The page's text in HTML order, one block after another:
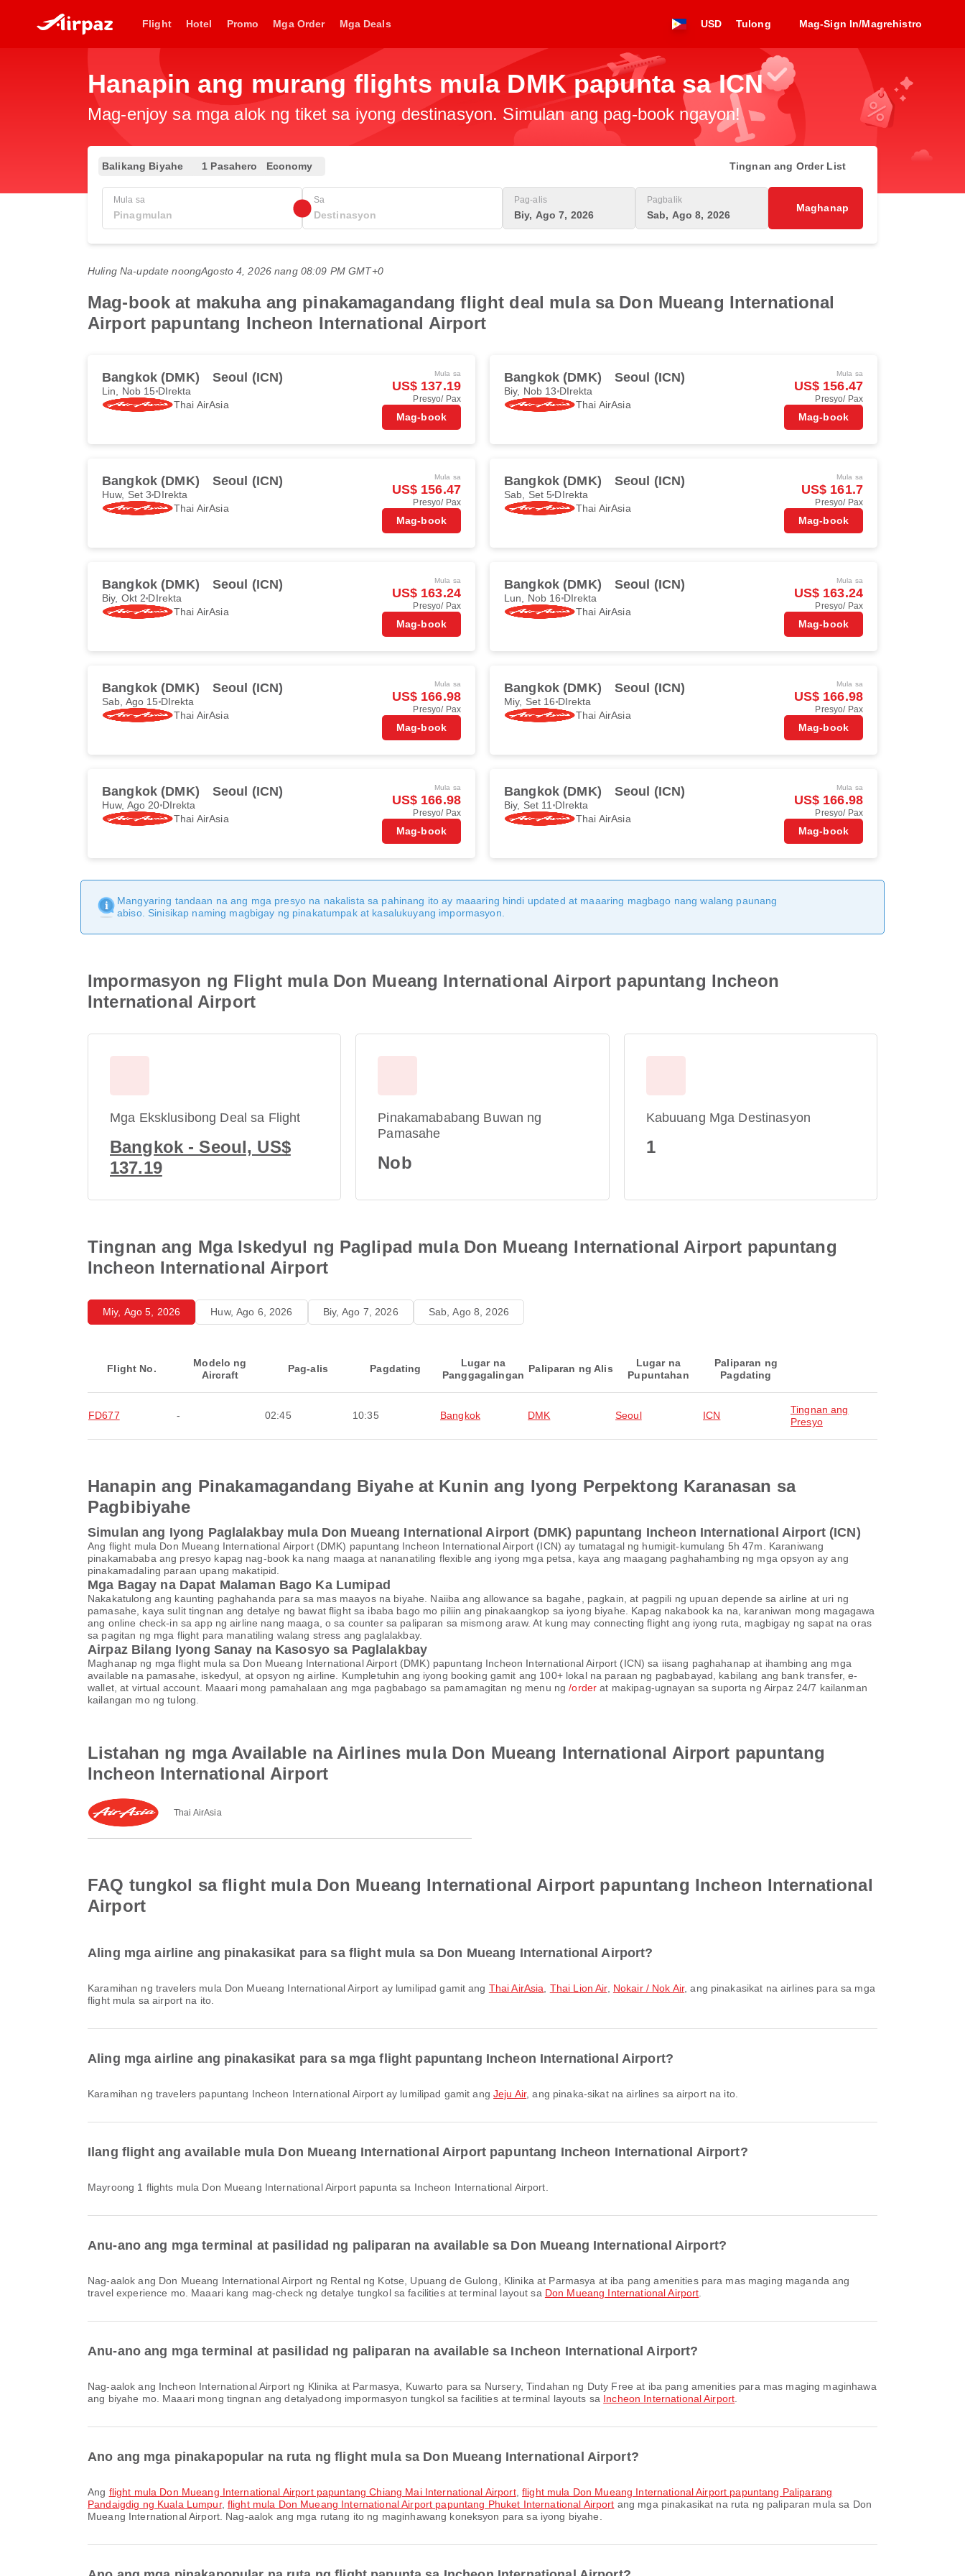
Flight Hotel Promo Mga Order Mga Deals USD Tulong Mag-Sign In/Magrehistro
Hanapin ang murang flights mula DMK papunta sa ICN
Mag-enjoy sa mga alok ng tiket sa iyong destinasyon. Simulan ang pag-book ngayon!
Balikang Biyahe 1 Pasahero Economy Tingnan ang Order List
Mula sa Sa Pag-alis
Biy, Ago 7, 2026
Pagbalik
Sab, Ago 8, 2026
Maghanap
Huling Na-update noongAgosto 4, 2026 nang 08:09 PM GMT+0
Mag-book at makuha ang pinakamagandang flight deal mula sa Don Mueang International
Airport papuntang Incheon International Airport
Bangkok (DMK) Seoul (ICN)
Lin, Nob 15 DIrekta
Thai AirAsia
Mula sa
US$ 137.19
Presyo/ Pax
Mag-book
Bangkok (DMK) Seoul (ICN)
Biy, Nob 13 DIrekta
Thai AirAsia
Mula sa
US$ 156.47
Presyo/ Pax
Mag-book
Bangkok (DMK) Seoul (ICN)
Huw, Set 3 DIrekta
Thai AirAsia
Mula sa
US$ 156.47
Presyo/ Pax
Mag-book
Bangkok (DMK) Seoul (ICN)
Sab, Set 5 DIrekta
Thai AirAsia
Mula sa
US$ 161.7
Presyo/ Pax
Mag-book
Bangkok (DMK) Seoul (ICN)
Biy, Okt 2 DIrekta
Thai AirAsia
Mula sa
US$ 163.24
Presyo/ Pax
Mag-book
Bangkok (DMK) Seoul (ICN)
Lun, Nob 16 DIrekta
Thai AirAsia
Mula sa
US$ 163.24
Presyo/ Pax
Mag-book
Bangkok (DMK) Seoul (ICN)
Sab, Ago 15 DIrekta
Thai AirAsia
Mula sa
US$ 166.98
Presyo/ Pax
Mag-book
Bangkok (DMK) Seoul (ICN)
Miy, Set 16 DIrekta
Thai AirAsia
Mula sa
US$ 166.98
Presyo/ Pax
Mag-book
Bangkok (DMK) Seoul (ICN)
Huw, Ago 20 DIrekta
Thai AirAsia
Mula sa
US$ 166.98
Presyo/ Pax
Mag-book
Bangkok (DMK) Seoul (ICN)
Biy, Set 11 DIrekta
Thai AirAsia
Mula sa
US$ 166.98
Presyo/ Pax
Mag-book
Mangyaring tandaan na ang mga presyo na nakalista sa pahinang ito ay maaaring hindi updated at maaaring magbago nang walang paunang
abiso. Sinisikap naming magbigay ng pinakatumpak at kasalukuyang impormasyon.
Impormasyon ng Flight mula Don Mueang International Airport papuntang Incheon
International Airport
Mga Eksklusibong Deal sa Flight
Bangkok - Seoul, US$
137.19
Pinakamababang Buwan ng
Pamasahe
Nob
Kabuuang Mga Destinasyon
1
Tingnan ang Mga Iskedyul ng Paglipad mula Don Mueang International Airport papuntang
Incheon International Airport
Miy, Ago 5, 2026 Huw, Ago 6, 2026 Biy, Ago 7, 2026 Sab, Ago 8, 2026
Flight No.
Modelo ng
Aircraft
Pag-alis Pagdating
Lugar na
Panggagalingan
Paliparan ng Alis
Lugar na
Pupuntahan
Paliparan ng
Pagdating
FD677 - 02:45 10:35 Bangkok DMK Seoul ICN
Tingnan ang
Presyo
Hanapin ang Pinakamagandang Biyahe at Kunin ang Iyong Perpektong Karanasan sa
Pagbibiyahe
Simulan ang Iyong Paglalakbay mula Don Mueang International Airport (DMK) papuntang Incheon International Airport (ICN)
Ang flight mula Don Mueang International Airport (DMK) papuntang Incheon International Airport (ICN) ay tumatagal ng humigit-kumulang 5h 47m. Karaniwang
pinakamababa ang presyo kapag nag-book ka nang maaga at nananatiling flexible ang iyong mga petsa, kaya ang maagang paghahambing ng mga opsyon ay ang
pinakamadaling paraan upang makatipid.
Mga Bagay na Dapat Malaman Bago Ka Lumipad
Nakakatulong ang kaunting paghahanda para sa mas maayos na biyahe. Naiiba ang allowance sa bagahe, pagkain, at pagpili ng upuan depende sa airline at uri ng
pamasahe, kaya sulit tingnan ang detalye ng bawat flight sa ibaba bago mo piliin ang pinakaangkop sa iyong biyahe. Kapag nakabook ka na, karaniwan mong magagawa
ang online check-in sa app ng airline nang maaga, o sa counter sa paliparan sa mismong araw. At kung may connecting flight ang iyong ruta, magbigay ng sapat na oras
sa pagitan ng mga flight para manatiling walang stress ang paglalakbay.
Airpaz Bilang Iyong Sanay na Kasosyo sa Paglalakbay
Maghanap ng mga flight mula sa Don Mueang International Airport (DMK) papuntang Incheon International Airport (ICN) sa iisang paghahanap at ihambing ang mga
available na pamasahe, iskedyul, at opsyon ng airline. Kumpletuhin ang iyong booking gamit ang 100+ lokal na paraan ng pagbabayad, kabilang ang bank transfer, e-
wallet, at virtual account. Maaari mong pamahalaan ang mga pagbabago sa pamamagitan ng menu ng/order at makipag-ugnayan sa suporta ng Airpaz 24/7 kailanman
kailangan mo ng tulong.
Listahan ng mga Available na Airlines mula Don Mueang International Airport papuntang
Incheon International Airport
Thai AirAsia
FAQ tungkol sa flight mula Don Mueang International Airport papuntang Incheon International
Airport
Aling mga airline ang pinakasikat para sa flight mula sa Don Mueang International Airport?
Karamihan ng travelers mula Don Mueang International Airport ay lumilipad gamit ang Thai AirAsia Thai Lion Air, Nokair / Nok Air, ang pinakasikat na airlines para sa mga
flight mula sa airport na ito.
Aling mga airline ang pinakasikat para sa mga flight papuntang Incheon International Airport?
Karamihan ng travelers papuntang Incheon International Airport ay lumilipad gamit angJeju Air, ang pinaka-sikat na airlines sa airport na ito.
Ilang flight ang available mula Don Mueang International Airport papuntang Incheon International Airport?
Mayroong 1 flights mula Don Mueang International Airport papunta sa Incheon International Airport.
Anu-ano ang mga terminal at pasilidad ng paliparan na available sa Don Mueang International Airport?
Nag-aalok ang Don Mueang International Airport ng Rental ng Kotse, Upuang de Gulong, Klinika at Parmasya at iba pang amenities para mas maging maganda ang
travel experience mo. Maaari kang mag-check ng detalye tungkol sa facilities at terminal layout sa Don Mueang International Airport
Anu-ano ang mga terminal at pasilidad ng paliparan na available sa Incheon International Airport?
Nag-aalok ang Incheon International Airport ng Klinika at Parmasya, Kuwarto para sa Nursery, Tindahan ng Duty Free at iba pang amenities para mas maging maginhawa
ang biyahe mo. Maaari mong tingnan ang detalyadong impormasyon tungkol sa facilities at terminal layouts sa Incheon International Airport
Ano ang mga pinakapopular na ruta ng flight mula sa Don Mueang International Airport?
Ang flight mula Don Mueang International Airport papuntang Chiang Mai International Airport,flight mula Don Mueang International Airport papuntang Paliparang
Pandaigdig ng Kuala Lumpur, flight mula Don Mueang International Airport papuntang Phuket International Airport ang mga pinakasikat na ruta ng paliparan mula sa Don
Mueang International Airport. Nag-aalok ang mga rutang ito ng maginhawang koneksyon para sa iyong biyahe.